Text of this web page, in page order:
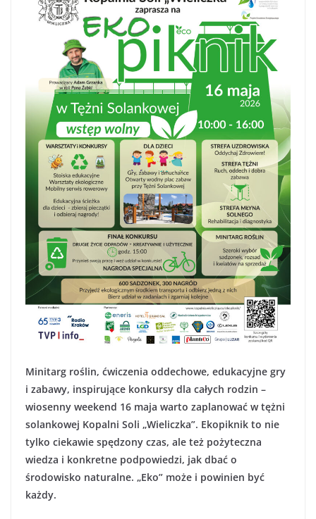
Minitarg roślin, ćwiczenia oddechowe, edukacyjne gry
i zabawy, inspirujące konkursy dla całych rodzin –
wiosenny weekend 16 maja warto zaplanować w tężni
solankowej Kopalni Soli „Wieliczka”. Ekopiknik to nie
tylko ciekawie spędzony czas, ale też pożyteczna
wiedza i konkretne podpowiedzi, jak dbać o
środowisko naturalne. „Eko” może i powinien być
każdy.